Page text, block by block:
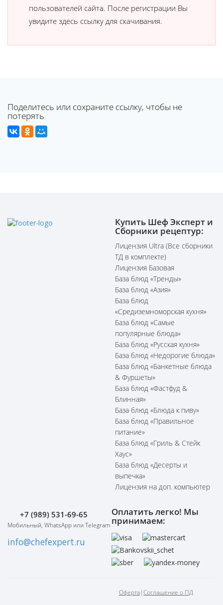
пользователей сайта. После регистрации Вы
увидите здесь ссылку для скачивания.
Поделитесь или сохраните ссылку, чтобы не
потерять
Купить Шеф Эксперт и
Сборники рецептур:
Лицензия Ultra (Все сборники
ТД в комплекте)
Лицензия Базовая
База блюд «Тренды»
База блюд «Азия»
База блюд
«Средиземноморская кухня»
База блюд «Самые
популярные блюда»
База блюд «Русская кухня»
База блюд «Недорогие блюда»
База блюд «Банкетные блюда
& Фуршеты»
База блюд «Фастфуд &
Блинная»
База блюд «Блюда к пиву»
База блюд «Правильное
питание»
База блюд «Гриль & Стейк
Хаус»
База блюд «Десерты и
выпечка»
Лицензия на доп. компьютер
+7 (989) 531-69-65
Мобильный, WhatsApp или Telegram
info@chefexpert.ru
Оплатить легко! Мы
принимаем:
Оферта|Соглашение о ПД